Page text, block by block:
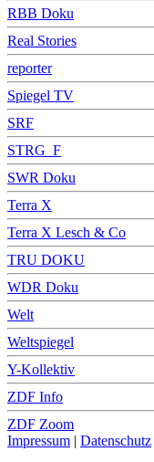
RBB Doku
Real Stories
reporter
Spiegel TV
SRF
STRG_F
SWR Doku
Terra X
Terra X Lesch & Co
TRU DOKU
WDR Doku
Welt
Weltspiegel
Y-Kollektiv
ZDF Info
ZDF Zoom
Impressum | Datenschutz